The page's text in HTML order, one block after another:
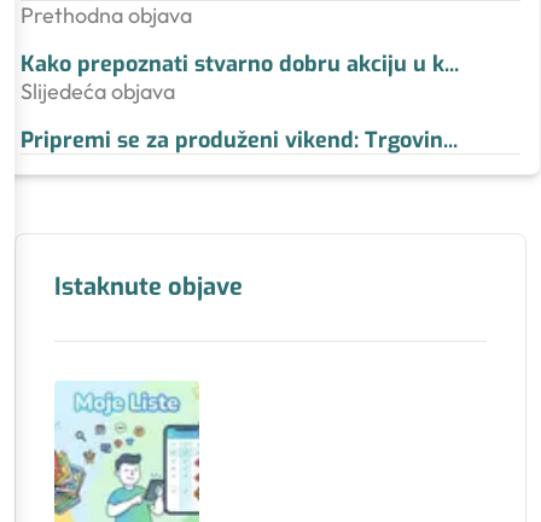
Prethodna objava
Kako prepoznati stvarno dobru akciju u k...
Slijedeća objava
Pripremi se za produženi vikend: Trgovin...
Istaknute objave